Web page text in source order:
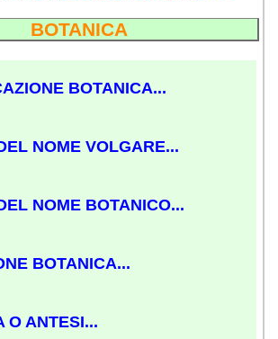
BOTANICA
BOTANICA...
NOME VOLGARE...
NOME BOTANICO...
BOTANICA...
O ANTESI...